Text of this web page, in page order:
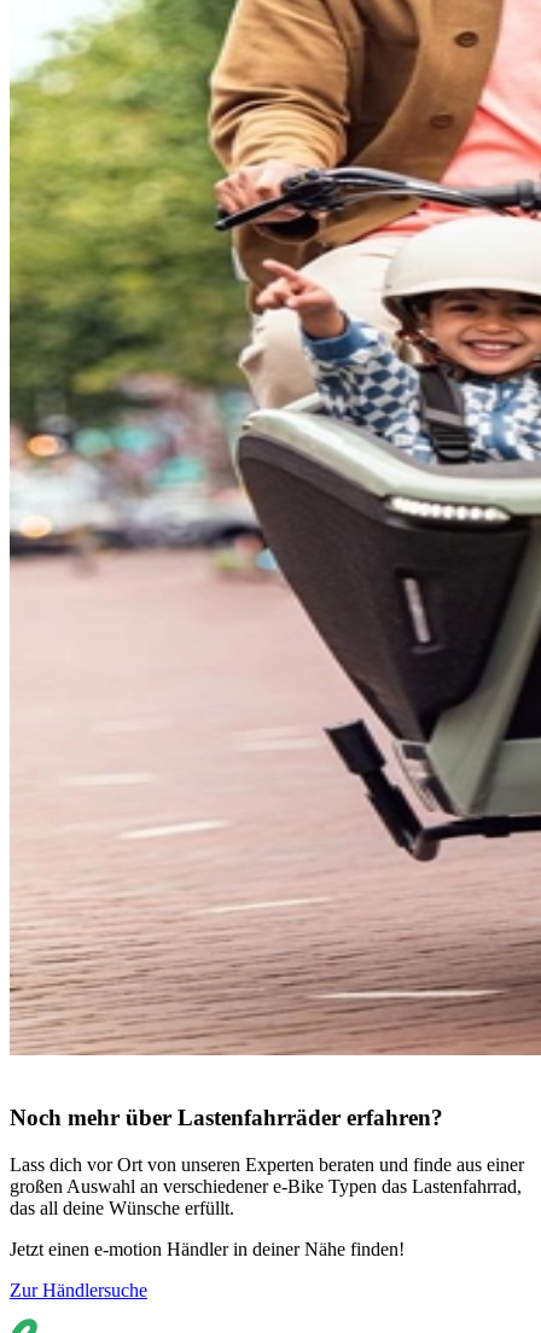
Noch mehr über Lastenfahrräder erfahren?
Lass dich vor Ort von unseren Experten beraten und finde aus einer
großen Auswahl an verschiedener e-Bike Typen das Lastenfahrrad,
das all deine Wünsche erfüllt.
Jetzt einen e-motion Händler in deiner Nähe finden!
Zur Händlersuche